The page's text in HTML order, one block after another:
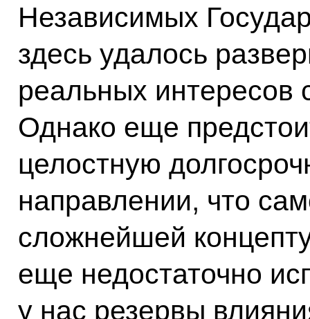
Независимых
здесь удалось
реальных
Однако еще
целостную
направлении, что
сложнейшей
еще недостаточно
у нас резервы